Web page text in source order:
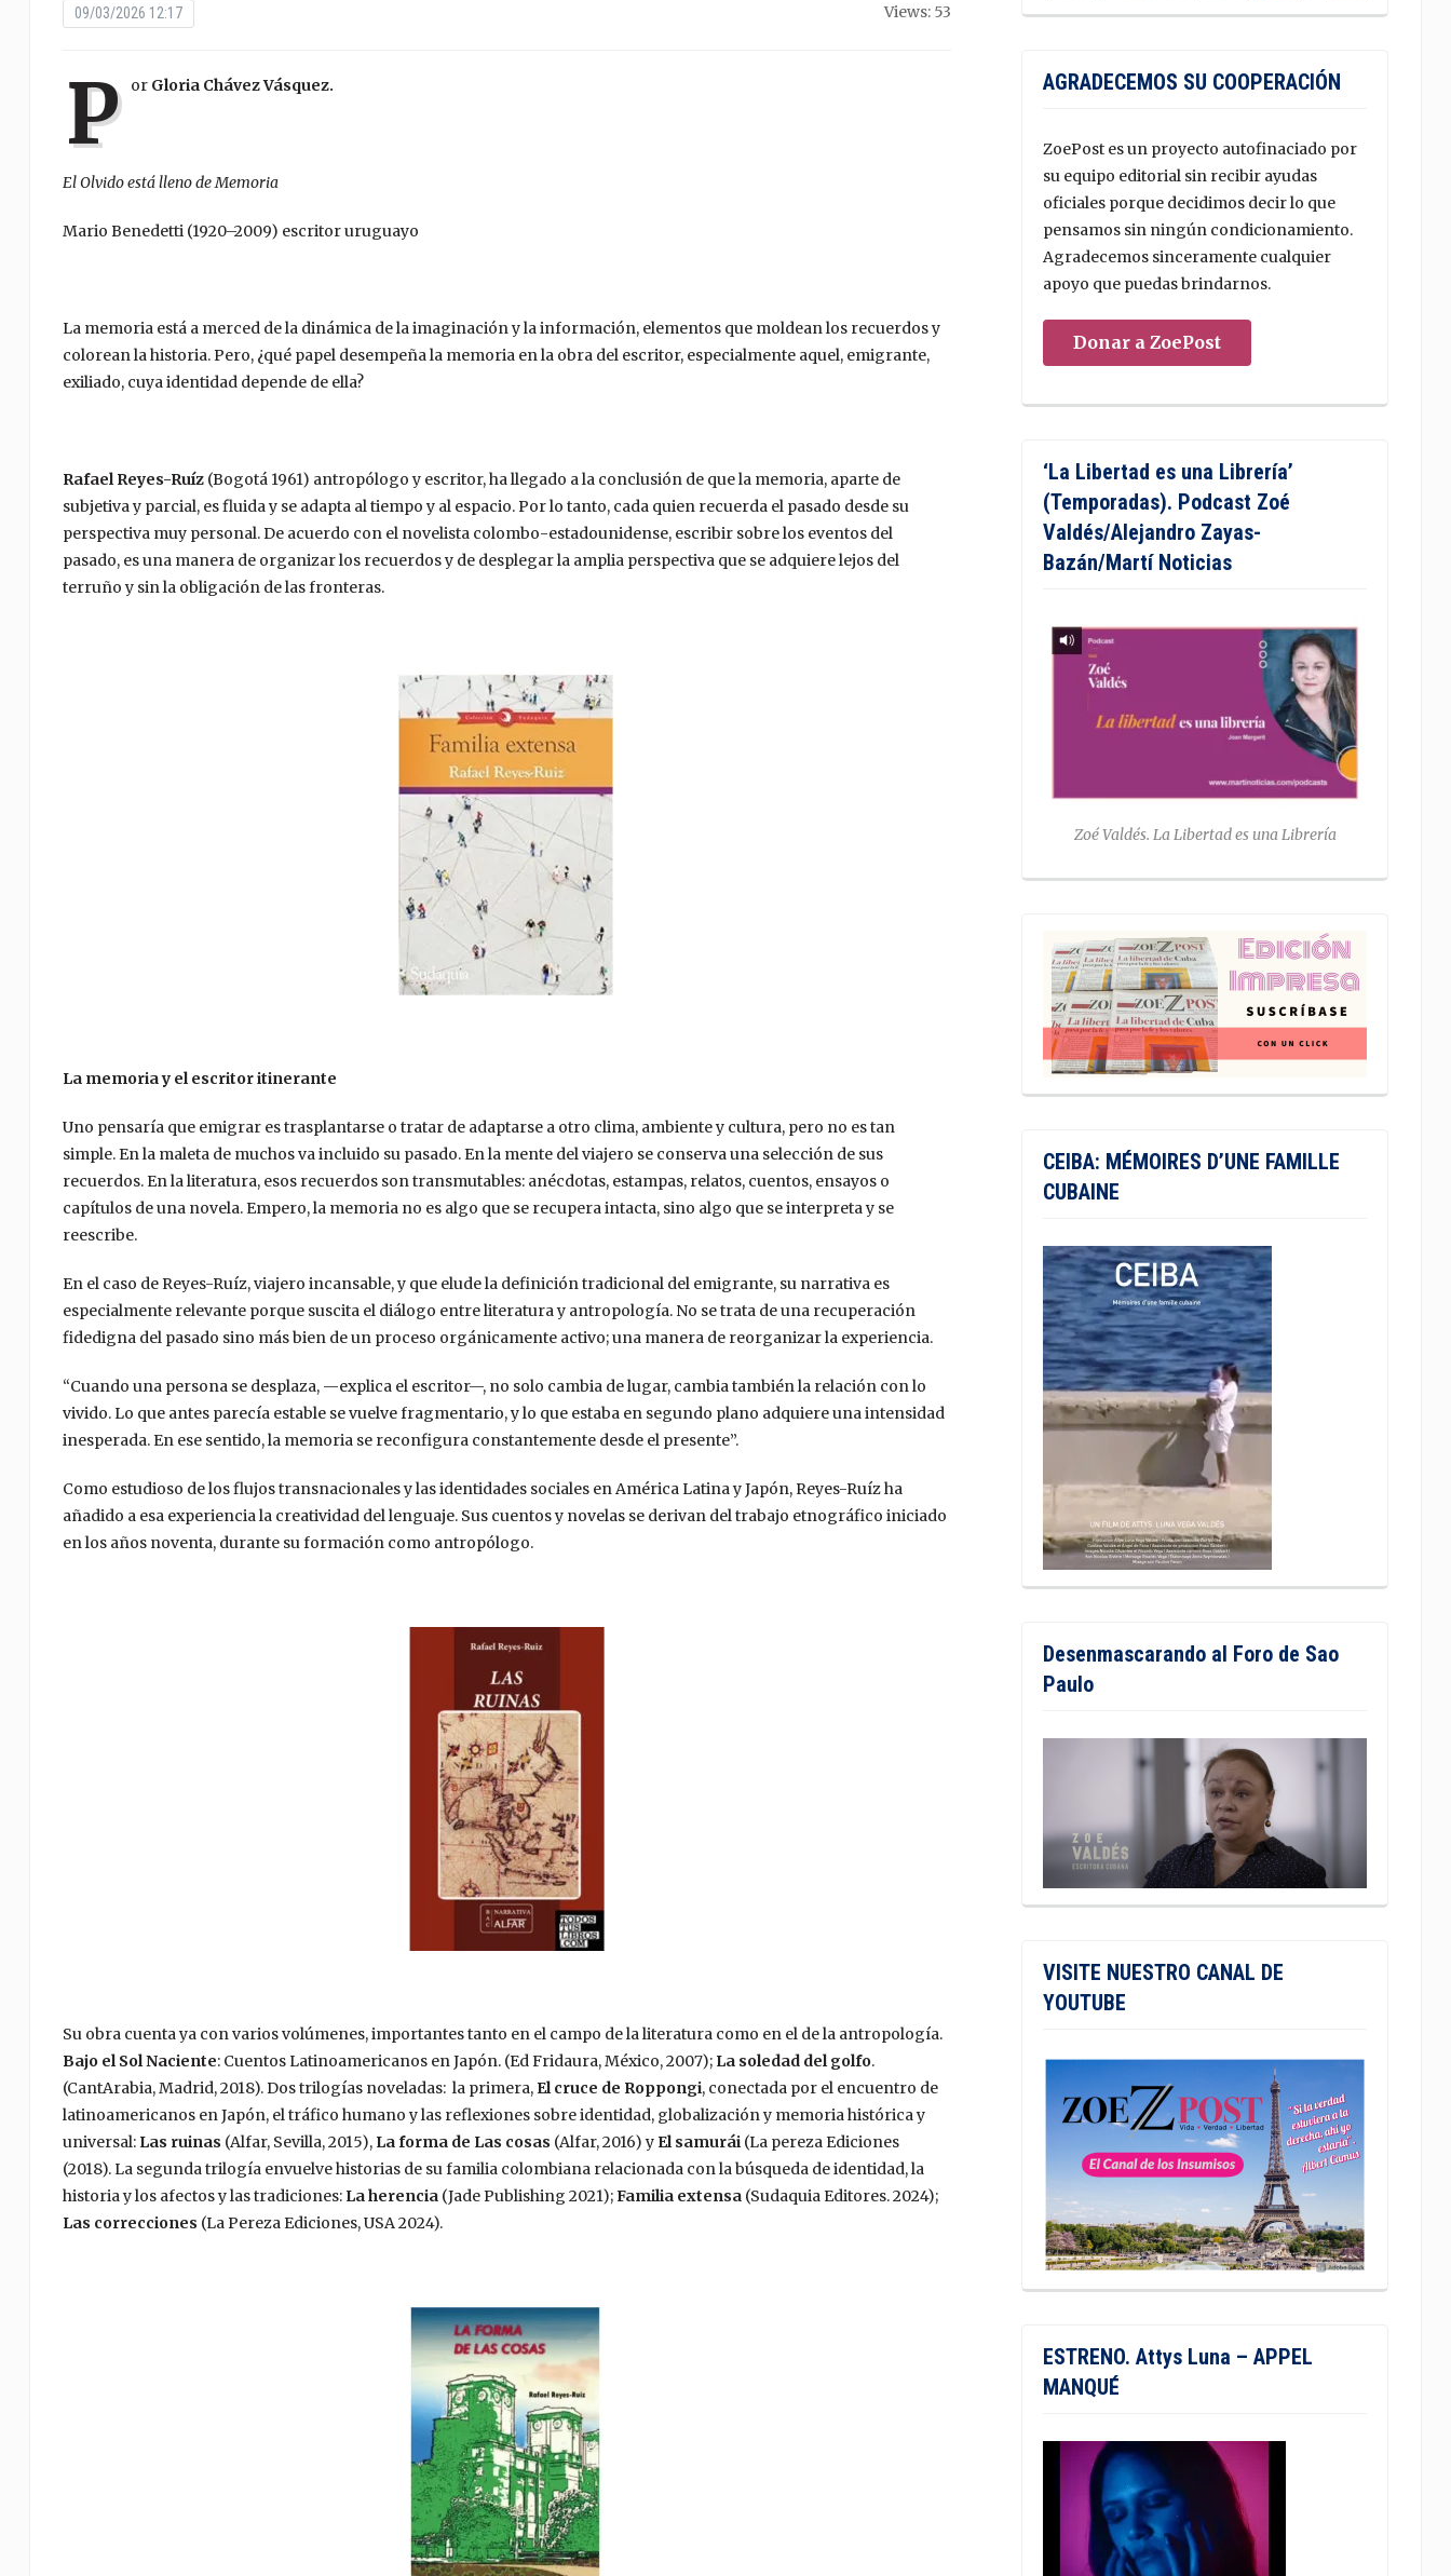
09/03/2026 12:17 Views: 53
P or Gloria Chávez Vásquez.
El Olvido está lleno de Memoria
Mario Benedetti (1920–2009) escritor uruguayo
La memoria está a merced de la dinámica de la imaginación y la información, elementos que moldean los recuerdos y
colorean la historia. Pero, ¿qué papel desempeña la memoria en la obra del escritor, especialmente aquel, emigrante,
exiliado, cuya identidad depende de ella?
Rafael Reyes-Ruíz(Bogotá 1961) antropólogo y escritor, ha llegado a la conclusión de que la memoria, aparte de
subjetiva y parcial, es fluida y se adapta al tiempo y al espacio. Por lo tanto, cada quien recuerda el pasado desde su
perspectiva muy personal. De acuerdo con el novelista colombo-estadounidense, escribir sobre los eventos del
pasado, es una manera de organizar los recuerdos y de desplegar la amplia perspectiva que se adquiere lejos del
terruño y sin la obligación de las fronteras.
La memoria y el escritor itinerante
Uno pensaría que emigrar es trasplantarse o tratar de adaptarse a otro clima, ambiente y cultura, pero no es tan
simple. En la maleta de muchos va incluido su pasado. En la mente del viajero se conserva una selección de sus
recuerdos. En la literatura, esos recuerdos son transmutables: anécdotas, estampas, relatos, cuentos, ensayos o
capítulos de una novela. Empero, la memoria no es algo que se recupera intacta, sino algo que se interpreta y se
reescribe.
En el caso de Reyes-Ruíz, viajero incansable, y que elude la definición tradicional del emigrante, su narrativa es
especialmente relevante porque suscita el diálogo entre literatura y antropología. No se trata de una recuperación
fidedigna del pasado sino más bien de un proceso orgánicamente activo; una manera de reorganizar la experiencia.
“Cuando una persona se desplaza, —explica el escritor—, no solo cambia de lugar, cambia también la relación con lo
vivido. Lo que antes parecía estable se vuelve fragmentario, y lo que estaba en segundo plano adquiere una intensidad
inesperada. En ese sentido, la memoria se reconfigura constantemente desde el presente”.
Como estudioso de los flujos transnacionales y las identidades sociales en América Latina y Japón, Reyes-Ruíz ha
añadido a esa experiencia la creatividad del lenguaje. Sus cuentos y novelas se derivan del trabajo etnográfico iniciado
en los años noventa, durante su formación como antropólogo.
Su obra cuenta ya con varios volúmenes, importantes tanto en el campo de la literatura como en el de la antropología.
Bajo el Sol Naciente: Cuentos Latinoamericanos en Japón. (Ed Fridaura, México, 2007); La soledad del golfo.
(CantArabia, Madrid, 2018). Dos trilogías noveladas: la primera, El cruce de Roppongi, conectada por el encuentro de
latinoamericanos en Japón, el tráfico humano y las reflexiones sobre identidad, globalización y memoria histórica y
universal: Las ruinas (Alfar, Sevilla, 2015), La forma de Las cosas (Alfar, 2016) y El samurái(La pereza Ediciones
(2018). La segunda trilogía envuelve historias de su familia colombiana relacionada con la búsqueda de identidad, la
historia y los afectos y las tradiciones: La herencia(Jade Publishing 2021);Familia extensa(Sudaquia Editores. 2024);
Las correcciones (La Pereza Ediciones, USA 2024).
AGRADECEMOS SU COOPERACIÓN
ZoePost es un proyecto autofinaciado por
su equipo editorial sin recibir ayudas
oficiales porque decidimos decir lo que
pensamos sin ningún condicionamiento.
Agradecemos sinceramente cualquier
apoyo que puedas brindarnos.
Donar a ZoePost
‘La Libertad es una Librería’
(Temporadas). Podcast Zoé
Valdés/Alejandro Zayas-
Bazán/Martí Noticias
Zoé Valdés. La Libertad es una Librería
CEIBA: MÉMOIRES D’UNE FAMILLE
CUBAINE
Desenmascarando al Foro de Sao
Paulo
VISITE NUESTRO CANAL DE
YOUTUBE
ESTRENO. Attys Luna – APPEL
MANQUÉ